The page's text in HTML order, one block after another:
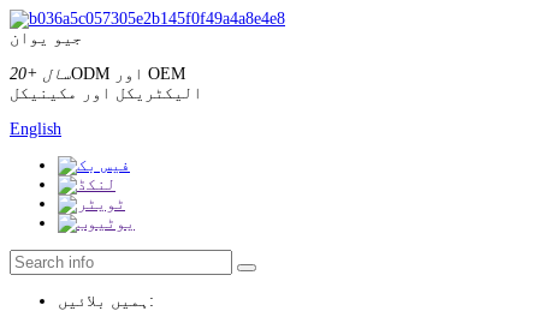
جیو یوان
20+ سال
ODM اور OEM
الیکٹریکل اور مکینیکل
English
ہمیں بلائیں: